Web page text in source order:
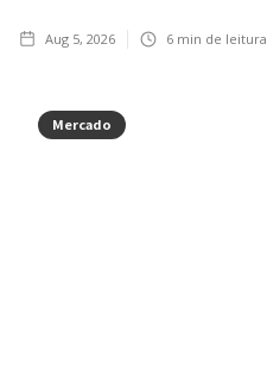
Aug 5, 2026 6 min de leitura
Mercado